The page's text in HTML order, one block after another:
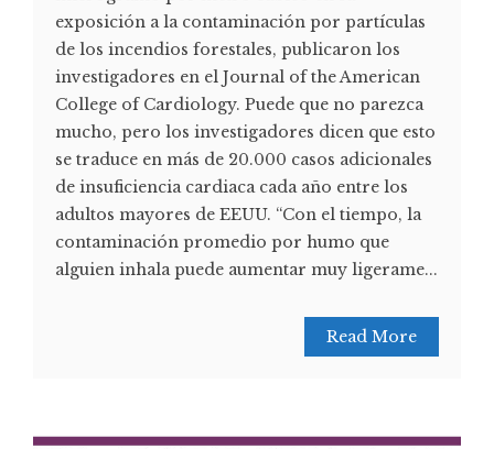
exposición a la contaminación por partículas
de los incendios forestales, publicaron los
investigadores en el Journal of the American
College of Cardiology. Puede que no parezca
mucho, pero los investigadores dicen que esto
se traduce en más de 20.000 casos adicionales
de insuficiencia cardiaca cada año entre los
adultos mayores de EEUU. “Con el tiempo, la
contaminación promedio por humo que
alguien inhala puede aumentar muy ligerame...
Read More